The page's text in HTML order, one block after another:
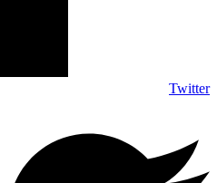
Twitter